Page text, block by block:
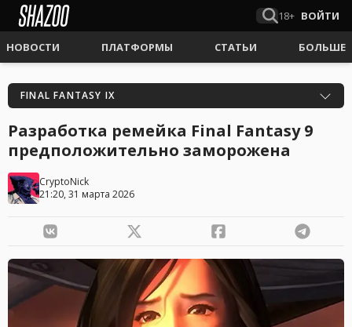
18+ ВОЙТИ
НОВОСТИ ПЛАТФОРМЫ СТАТЬИ БОЛЬШЕ
FINAL FANTASY IX
Разработка ремейка Final Fantasy 9
предположительно заморожена
CryptoNick
21:20, 31 марта 2026